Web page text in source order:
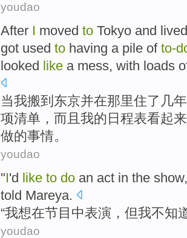
youdao
After I moved to Tokyo and lived
got used to having a pile of to-
looked like a mess, with loads
当我搬到 东京并在那里住了 几
项清单 ， 而且 我的 日程表看起来
做的事情。
youdao
"I'd like to do an act in the show
told Mareya.
“我想在节目 中表演， 但我不知
youdao